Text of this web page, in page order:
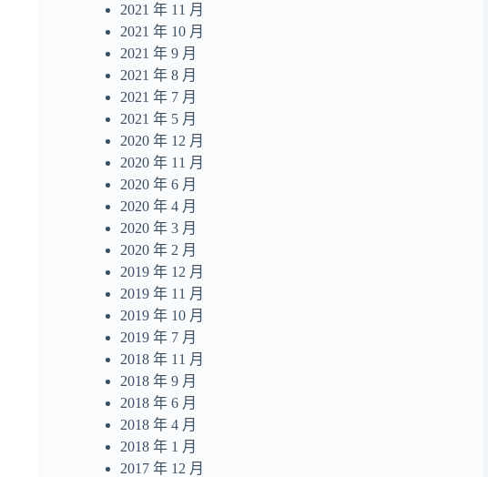
2021 年 11 月
2021 年 10 月
2021 年 9 月
2021 年 8 月
2021 年 7 月
2021 年 5 月
2020 年 12 月
2020 年 11 月
2020 年 6 月
2020 年 4 月
2020 年 3 月
2020 年 2 月
2019 年 12 月
2019 年 11 月
2019 年 10 月
2019 年 7 月
2018 年 11 月
2018 年 9 月
2018 年 6 月
2018 年 4 月
2018 年 1 月
2017 年 12 月